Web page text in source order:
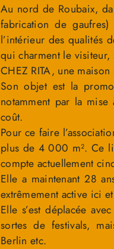
Au nord de Roubaix,
fabrication de
l’intérieur des qualités
qui charment le visiteur,
CHEZ RITA, une maison
Son objet est la
notamment par la mise
coût.
Pour ce faire
plus de 4 000 m². Ce
compte actuellement
Elle a maintenant 28
extrêmement active ici
Elle s’est déplacée
sortes de festivals,
Berlin etc.